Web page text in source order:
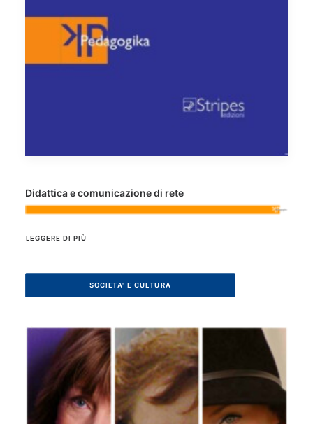
Didattica e comunicazione di rete
LEGGERE DI PIÙ
SOCIETA' E CULTURA